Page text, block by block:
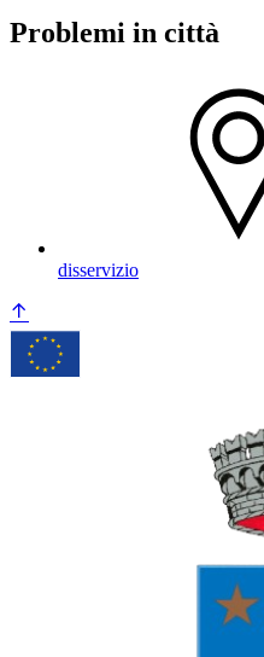
Problemi in città
disservizio